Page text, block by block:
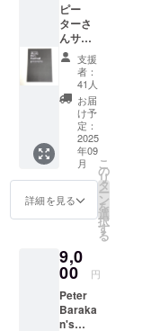
ピー
ターさ
んサイ
ン入り
の昨年
2024年
発行の
映画祭
パンフ
レット
＋エン
ドロー
ル パン
フレッ
ト・商
21cm×
15cm
注意事
項：支
援時、
必ず備
支援
者：
41人
お届
け予
定：
2025
年09
月
詳細を見る
こ
の
リ
タ
ー
ン
を
選
択
す
る
9,0
00 円
Peter
Baraka
n's